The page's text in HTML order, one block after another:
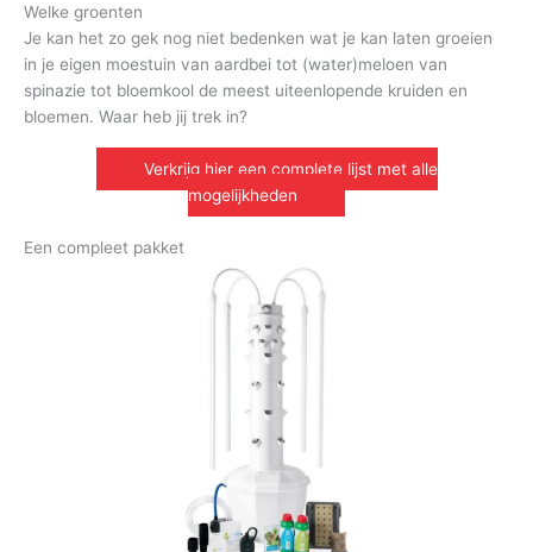
Welke groenten
Je kan het zo gek nog niet bedenken wat je kan laten groeien
in je eigen moestuin van aardbei tot (water)meloen van
spinazie tot bloemkool de meest uiteenlopende kruiden en
bloemen. Waar heb jij trek in?
Verkrijg hier een complete lijst met alle
mogelijkheden
Een compleet pakket